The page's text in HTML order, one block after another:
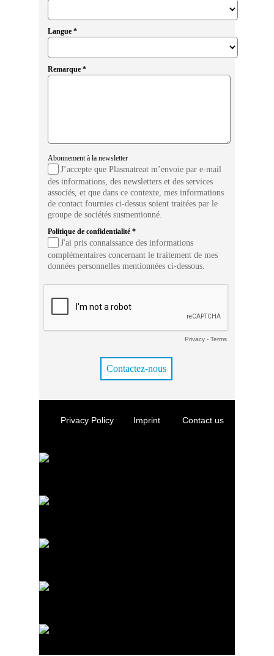
Langue *
Remarque *
Abonnement à la newsletter
J’accepte que Plasmatreat m’envoie par e-mail
des informations, des newsletters et des services
associés, et que dans ce contexte, mes informations
de contact fournies ci-dessus soient traitées par le
groupe de sociétés susmentionné.
Politique de confidentialité *
J'ai pris connaissance des informations
complémentaires concernant le traitement de mes
données personnelles mentionnées ci-dessous.
Privacy- Terms
Privacy Policy Imprint Contact us